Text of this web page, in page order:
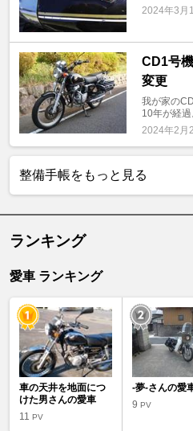
2024年3月
CD1号
変更
我が家の
10年が経過
2024年2月
整備手帳をもっと見る
ランキング
愛車 ランキング
車の天井を地面につ
けた男さんの愛車
11 PV
-夢-さんの愛
9PV